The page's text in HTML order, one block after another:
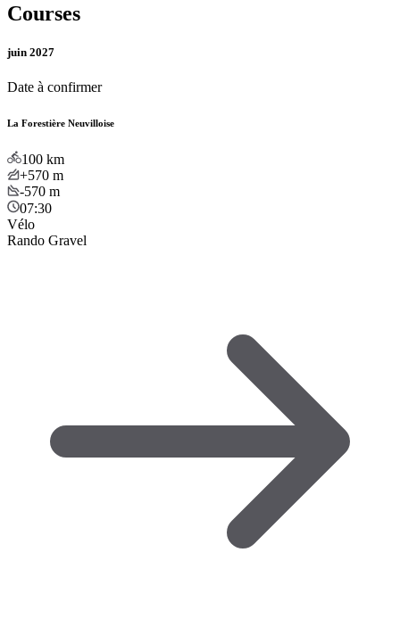
Courses
juin 2027
Date à confirmer
La Forestière Neuvilloise
100 km
+570 m
-570 m
07:30
Vélo
Rando Gravel